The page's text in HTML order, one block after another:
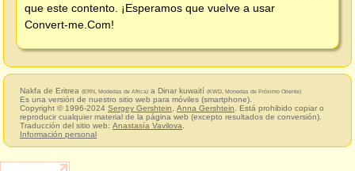
que este contento. ¡Esperamos que vuelve a usar
Convert-me.Com!
Nakfa de Eritrea (ERN, Modedas de Africa) a Dinar kuwaití (KWD, Monedas de Próximo Oriente)
Es una versión de nuestro sitio web para móviles (smartphone).
Copyright © 1996-2024 Sergey Gershtein Anna Gershtein . Está prohibido copiar o
reproducir cualquier material de la página web (excepto resultados de conversión).
Traducción del sitio web: Anastasía Vavilova
Información personal